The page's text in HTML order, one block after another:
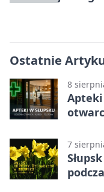
Ostatnie
8
Apteki
7